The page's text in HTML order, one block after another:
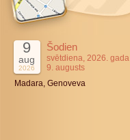
9
aug
2026
Šodien
svētdiena, 2026. gada
9. augusts
Madara, Genoveva